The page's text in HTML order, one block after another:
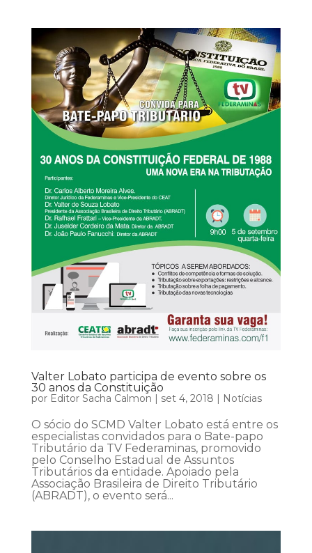
Valter Lobato participa de evento sobre os
30 anos da Constituição
por Editor Sacha Calmon | set 4, 2018 | Notícias
O sócio do SCMD Valter Lobato está entre os
especialistas convidados para o Bate-papo
Tributário da TV Federaminas, promovido
pelo Conselho Estadual de Assuntos
Tributários da entidade. Apoiado pela
Associação Brasileira de Direito Tributário
(ABRADT), o evento será...